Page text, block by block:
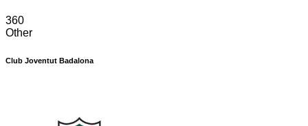
360
Other
Club Joventut Badalona